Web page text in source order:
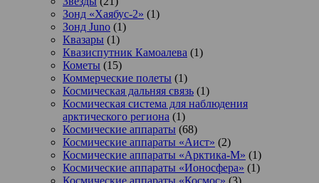
Зонд «Хаябус-2» (1)
Зонд Juno (1)
Квазары (1)
Квазиспутник Камоалева (1)
Кометы (15)
Коммерческие полеты (1)
Космическая дальняя связь (1)
Космическая система для наблюдения
арктического региона (1)
Космические аппараты (68)
Космические аппараты «Аист» (2)
Космические аппараты «Арктика-М» (1)
Космические аппараты «Ионосфера» (1)
Космические аппараты «Космос» (3)